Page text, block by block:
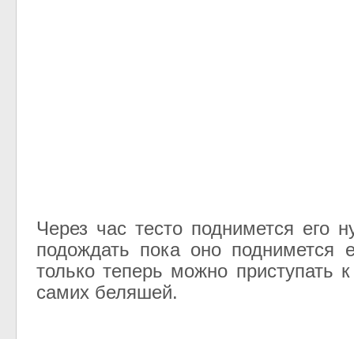
Через час тесто поднимется его
подождать пока оно
только теперь можно приступать
самих беляшей.